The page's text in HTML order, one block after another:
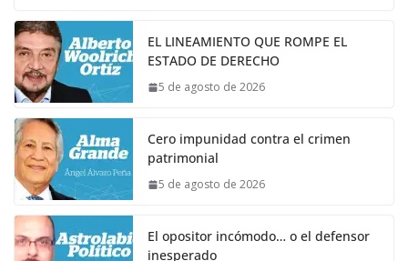
EL LINEAMIENTO QUE ROMPE EL
ESTADO DE DERECHO
5 de agosto de 2026
Cero impunidad contra el crimen
patrimonial
5 de agosto de 2026
El opositor incómodo… o el defensor
inesperado